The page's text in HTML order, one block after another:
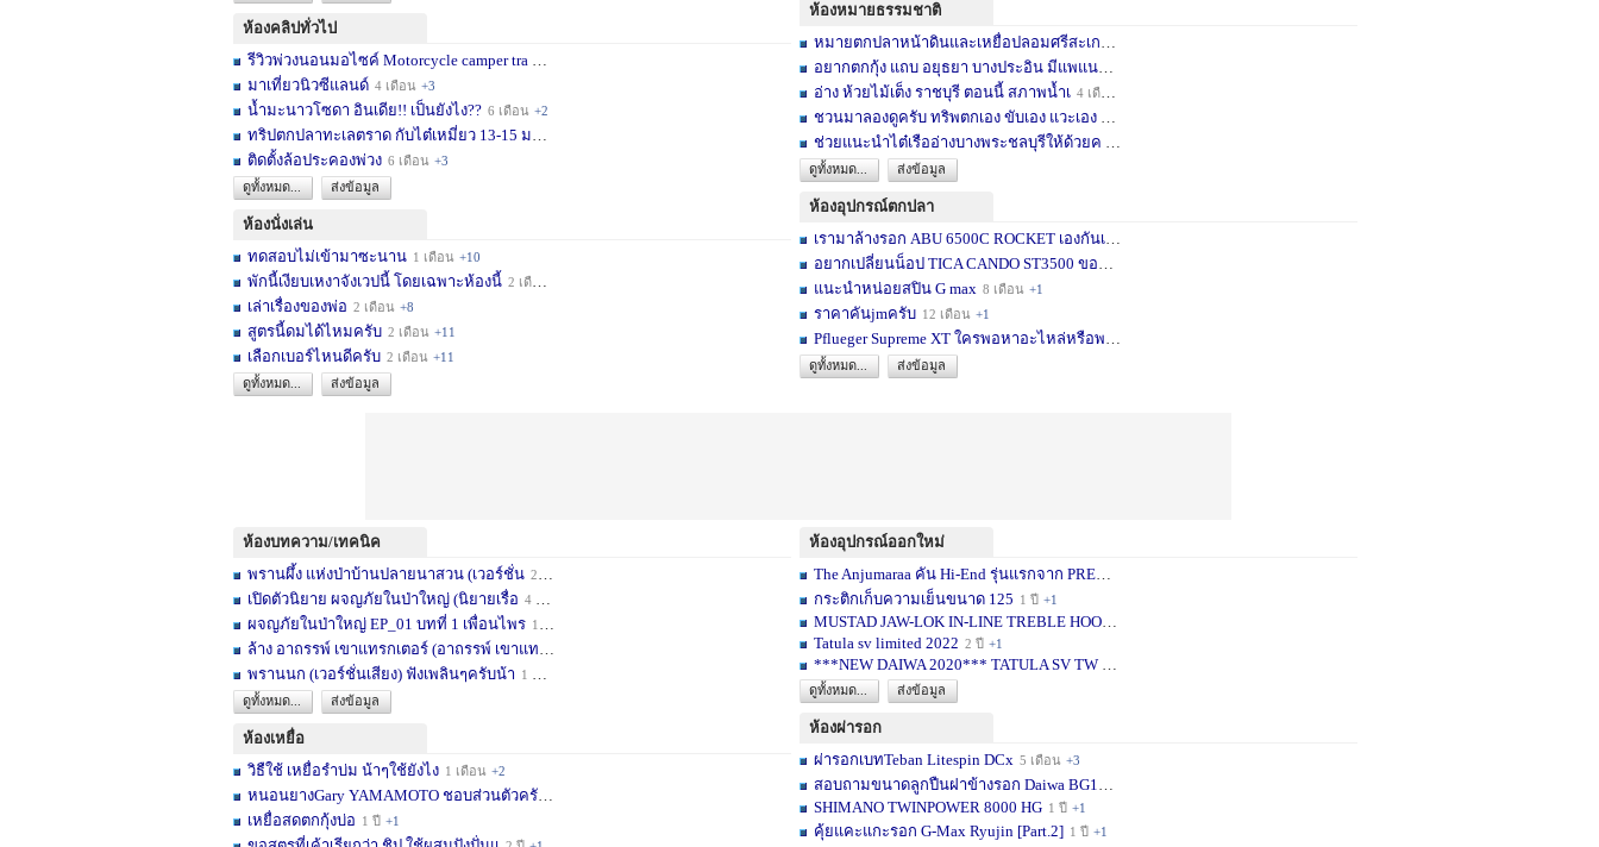
ห้องคลิปทั่วไป
รีวิวพ่วงนอนมอไซค์ Motorcycle camper tra
มาเที่ยวนิวซีแลนด์ 4 เดือน +3
น้ำมะนาวโซดา อินเดีย!! เป็นยังไง?? 6 เดือน +2
ทริปตกปลาทะเลตราด กับไต๋เหมี่ยว 13-15 มก
ติดตั้งล้อประคองพ่วง 6 เดือน +3
ดูทั้งหมด...
ส่งข้อมูล
ห้องนั่งเล่น
ทดสอบไม่เข้ามาซะนาน 1 เดือน +10
พักนี้เงียบเหงาจังเวปนี้ โดยเฉพาะห้องนี้ 2 เดือน
เล่าเรื่องของพ่อ 2 เดือน +8
สูตรนี้ดมได้ไหมครับ 2 เดือน +11
เลือกเบอร์ไหนดีครับ 2 เดือน +11
ดูทั้งหมด...
ส่งข้อมูล
ห้องหมายธรรมชาติ
หมายตกปลาหน้าดินและเหยื่อปลอมศรีสะเกษครั
อยากตกกุ้ง แถบ อยุธยา บางประอิน มีแพแนะน
อ่าง ห้วยไม้เต็ง ราชบุรี ตอนนี้ สภาพน้ำเ 4 เดือน
ชวนมาลองดูครับ ทริพตกเอง ขับเอง แวะเอง จ
ช่วยแนะนำไต๋เรืออ่างบางพระชลบุรีให้ด้วยค
ดูทั้งหมด...
ส่งข้อมูล
ห้องอุปกรณ์ตกปลา
เรามาล้างรอก ABU 6500C ROCKET เองกันเถอ
อยากเปลี่ยนน็อป TICA CANDO ST3500 ขอคำแน
แนะนำหน่อยสปิน G max 8 เดือน +1
ราคาคันjmครับ 12 เดือน +1
Pflueger Supreme XT ใครพอหาอะไหล่หรือพอซ
ดูทั้งหมด...
ส่งข้อมูล
ห้องบทความ/เทคนิค
พรานผึ้ง แห่งป่าบ้านปลายนาสวน (เวอร์ชั่น 2 เดือน
เปิดตัวนิยาย ผจญภัยในป่าใหญ่ (นิยายเรื่อ 4 เดือน
ผจญภัยในป่าใหญ่ EP_01 บทที่ 1 เพื่อนไพร 11 เดือน
ล้าง อาถรรพ์ เขาแทรกเตอร์ (อาถรรพ์ เขาแท
พรานนก (เวอร์ชั่นเสียง) ฟังเพลินๆครับน้า 1 ปี
ดูทั้งหมด...
ส่งข้อมูล
ห้องเหยื่อ
วิธืใช้ เหยื่อรำบ่ม น้าๆใช้ยังไง 1 เดือน +2
หนอนยางGary YAMAMOTO ชอบส่วนตัวครับ... เ
เหยื่อสดตกกุ้งบ่อ 1 ปี +1
ห้องอุปกรณ์ออกใหม่
The Anjumaraa คัน Hi-End รุ่นแรกจาก PREY
กระติกเก็บความเย็นขนาด 125 1 ปี +1
MUSTAD JAW-LOK IN-LINE TREBLE HOOK - 5X
Tatula sv limited 2022 2 ปี +1
***NEW DAIWA 2020*** TATULA SV TW
ดูทั้งหมด...
ส่งข้อมูล
ห้องผ่ารอก
ผ่ารอกเบทTeban Litespin DCx 5 เดือน +3
สอบถามขนาดลูกปืนฝาข้างรอก Daiwa BG10
SHIMANO TWINPOWER 8000 HG 1 ปี +1
คุ้ยแคะแกะรอก G-Max Ryujin [Part.2] 1 ปี +1